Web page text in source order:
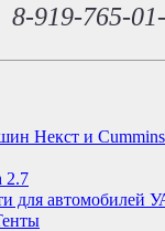
8-919-765-
Некст и Cummins
2.7
для автомобилей